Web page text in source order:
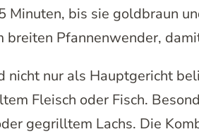
Minuten, bis sie goldbraun
Pfannenwender,
nicht nur als Hauptgericht
Fleisch oder Fisch.
gegrilltem Lachs. Die